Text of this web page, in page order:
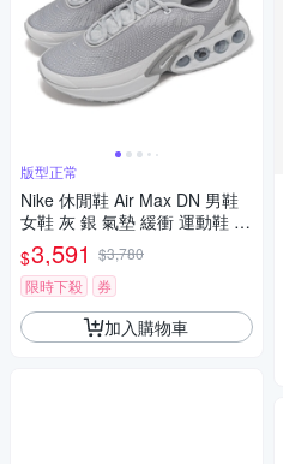
版型正常
Nike 休閒鞋 Air Max DN 男鞋
女鞋 灰 銀 氣墊 緩衝 運動鞋 D
V3337-007
$3,591 $3,780
限時下殺
券
加入購物車